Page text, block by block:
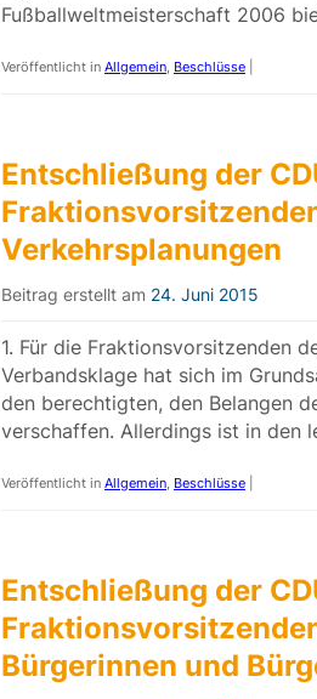
Fußballweltmeisterschaft 2006
Veröffentlicht in Allgemein, Beschlüsse
Entschließung der
Verkehrsplanungen
Beitrag erstellt am 24. Juni 2015
1. Für die Fraktionsvorsitzenden
Verbandsklage hat sich im
den berechtigten, den Belangen
verschaffen. Allerdings ist in den
Veröffentlicht in Allgemein, Beschlüsse
Entschließung der
Bürgerinnen und